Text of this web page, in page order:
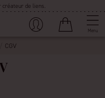
créateur de liens.
Menu
CGV